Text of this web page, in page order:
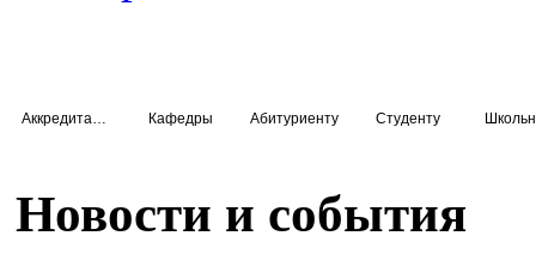
Кафедры Абитуриенту Студенту
Новости и события